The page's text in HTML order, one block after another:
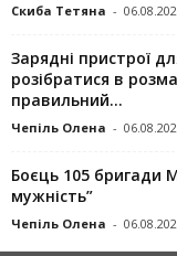
Скиба Тетяна -
Зарядні пристрої
розібратися в
правильний...
Чепіль Олена -
Боєць 105 бригади
мужність”
Чепіль Олена -